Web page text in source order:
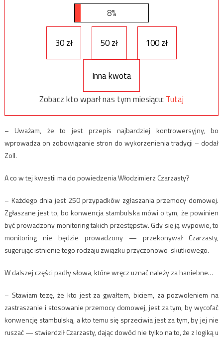
8%
30 zł 50 zł 100 zł
Inna kwota
Zobacz kto wparł nas tym miesiącu: Tutaj
– Uważam, że to jest przepis najbardziej kontrowersyjny, bo
wprowadza on zobowiązanie stron do wykorzenienia tradycji – dodał
Zoll.
A co w tej kwestii ma do powiedzenia Włodzimierz Czarzasty?
– Każdego dnia jest 250 przypadków zgłaszania przemocy domowej.
Zgłaszane jest to, bo konwencja stambulska mówi o tym, że powinien
być prowadzony monitoring takich przestępstw. Gdy się ją wypowie, to
monitoring nie będzie prowadzony — przekonywał Czarzasty,
sugerując istnienie tego rodzaju związku przyczonowo-skutkowego.
W dalszej części padły słowa, które wręcz uznać należy za haniebne…
– Stawiam tezę, że kto jest za gwałtem, biciem, za pozwoleniem na
zastraszanie i stosowanie przemocy domowej, jest za tym, by wycofać
konwencję stambulską, a kto temu się sprzeciwia jest za tym, by jej nie
ruszać — stwierdził Czarzasty, dając dowód nie tylko na to, że z logiką u